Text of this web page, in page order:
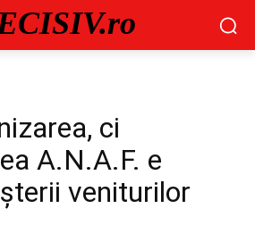
ci
A.N.A.F. e
veniturilor